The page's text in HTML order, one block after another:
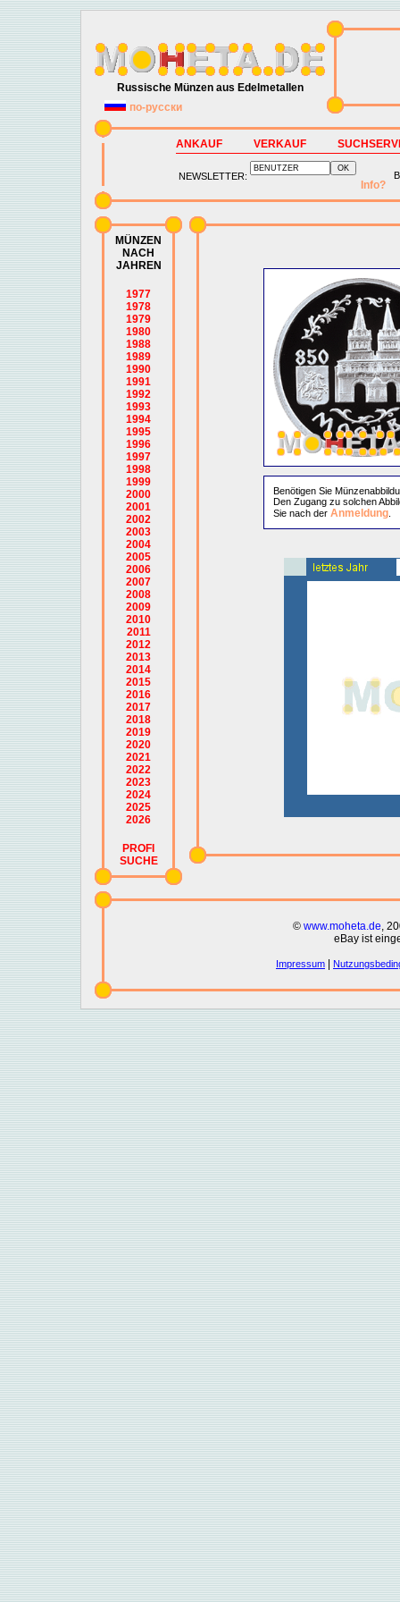
Russische Münzen aus Edelmetallen
по-русски
ANKAUF VERKAUF
NEWSLETTER:
Info?
MÜNZEN
NACH
JAHREN
1977
1978
1979
1980
1988
1989
1990
1991
1992
1993
1994
1995
1996
1997
1998
1999
2000
2001
2002
2003
2004
2005
2006
2007
2008
2009
2010
2011
2012
2013
2014
2015
2016
2017
2018
2019
2020
2021
2022
2023
2024
2025
2026
PROFI
SUCHE
Benötigen Sie
Den Zugang zu solchen
Sie nach der Anmeldung.
© www.moheta.de,
eBay ist
Impressum